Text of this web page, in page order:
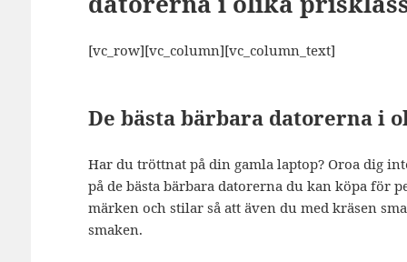
[vc_row][vc_column][vc_column_text]
De bästa bärbara datorerna i
Har du tröttnat på din gamla laptop? Oroa dig
på de bästa bärbara datorerna du kan köpa för
märken och stilar så att även du med kräsen
smaken.